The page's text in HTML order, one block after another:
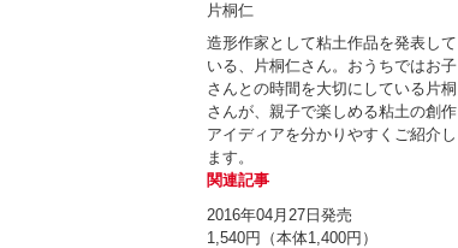
片桐仁
造形作家として粘土作品を発表して
いる、片桐仁さん。おうちではお子
さんとの時間を大切にしている片桐
さんが、親子で楽しめる粘土の創作
アイディアを分かりやすくご紹介し
ます。
関連記事
2016年04月27日発売
1,540円（本体1,400円）